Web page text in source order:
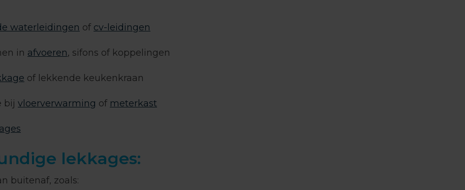
waterleidingen of cv-leidingen
in afvoeren, sifons of koppelingen
of lekkende keukenkraan
bij vloerverwarming of meterkast
lekkages:
buitenaf, zoals: